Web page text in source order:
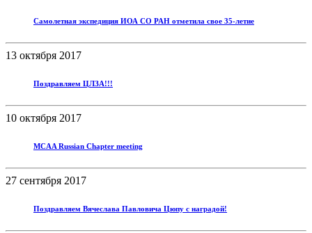
Самолетная экспедиция ИОА СО РАН отметила свое 35-летие
13 октября 2017
Поздравляем ЦЛЗА!!!
10 октября 2017
MCAA Russian Chapter meeting
27 сентября 2017
Поздравляем Вячеслава Павловича Цюпу с наградой!